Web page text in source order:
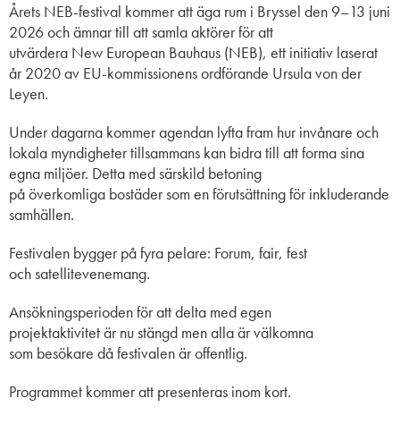
Årets NEB-festival kommer att äga rum i Bryssel den 9–13 juni
2026 och ämnar till att samla aktörer för att
utvärdera New European Bauhaus (NEB), ett initiativ laserat
år 2020 av EU-kommissionens ordförande Ursula von der
Leyen.
Under dagarna kommer agendan lyfta fram hur invånare och
lokala myndigheter tillsammans kan bidra till att forma sina
egna miljöer. Detta med särskild betoning
på överkomliga bostäder som en förutsättning för inkluderande
samhällen.
Festivalen bygger på fyra pelare: Forum, fair, fest
och satellitevenemang.
Ansökningsperioden för att delta med egen
projektaktivitet är nu stängd men alla är välkomna
som besökare då festivalen är offentlig.
Programmet kommer att presenteras inom kort.